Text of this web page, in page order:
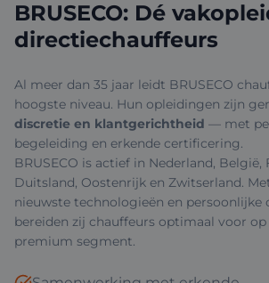
BRUSECO: Dé
directiechauffeurs
Al meer dan 35 jaar leidt BRUSECO
hoogste niveau. Hun opleidingen zijn
discretie en klantgerichtheid — met
begeleiding en erkende certificering.
BRUSECO is actief in Nederland, België,
Duitsland, Oostenrijk en Zwitserland.
nieuwste technologieën en persoonlijke
bereiden zij chauffeurs optimaal voor
premium segment.